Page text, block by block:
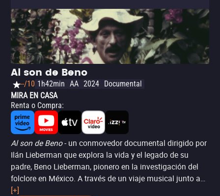
Al son de Beno
--/10 1h42min AA 2024 Documental
MIRA EN CASA
Renta o Compra:
Al son de Beno- un conmovedor documental dirigido por
Ilán Lieberman que explora la vida y el legado de su
padre, Beno Lieberman, pionero en la investigación del
folclore en México. A través de un viaje musical junto a
su familia, Ilán desentraña la caótica vida y trágica
[+]